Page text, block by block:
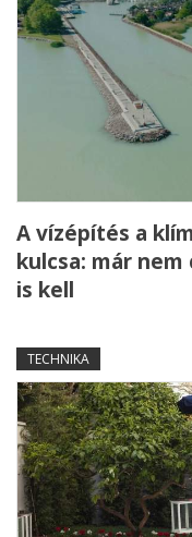
A vízépítés a
kulcsa: már
is kell
TECHNIKA